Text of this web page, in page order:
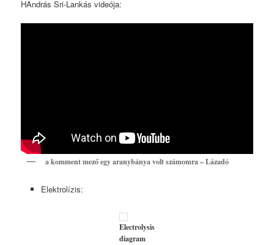
HAndrás Sri-Lankás videója:
a komment mező egy aranybánya volt számomra – Lázadó
Elektrolízis:
Electrolysis
diagram